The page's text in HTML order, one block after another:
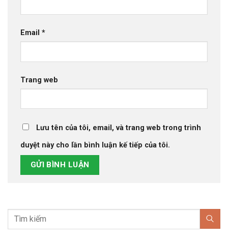
Email *
Trang web
Lưu tên của tôi, email, và trang web trong trình
duyệt này cho lần bình luận kế tiếp của tôi.